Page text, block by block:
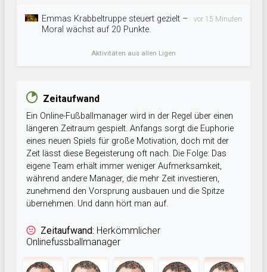
Emmas Krabbeltruppe steuert gezielt –
Moral wächst auf 20 Punkte.
vor 15 Minuten
Aktivitäten aus allen Ligen
Zeitaufwand
Ein Online-Fußballmanager wird in der Regel über einen
längeren Zeitraum gespielt. Anfangs sorgt die Euphorie
eines neuen Spiels für große Motivation, doch mit der
Zeit lässt diese Begeisterung oft nach. Die Folge: Das
eigene Team erhält immer weniger Aufmerksamkeit,
während andere Manager, die mehr Zeit investieren,
zunehmend den Vorsprung ausbauen und die Spitze
übernehmen. Und dann hört man auf.
Zeitaufwand: Herkömmlicher
Onlinefussballmanager